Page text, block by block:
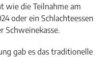
wie die Teilnahme am
oder ein Schlachteessen
Schweinekasse.
gab es das traditionelle